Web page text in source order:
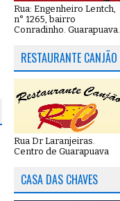
Rua: Engenheiro Lentch,
n° 1265, bairro
Conradinho. Guarapuava.
RESTAURANTE CANJÃO
Rua Dr Laranjeiras.
Centro de Guarapuava
CASA DAS CHAVES